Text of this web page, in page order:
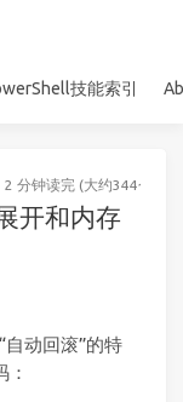
技能索引
2 分钟读完 (大约344个字)
开和内存
动回滚”的特